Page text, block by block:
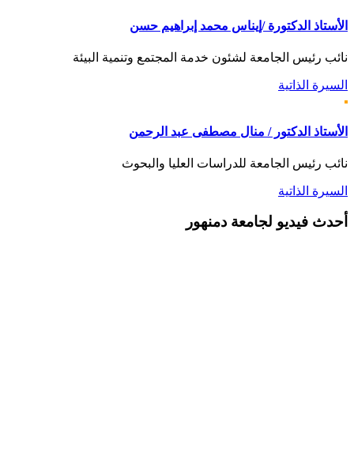
الأستاذ الدكتورة /إيناس محمد إبراهيم حسن
نائب رئيس الجامعة لشئون خدمة المجتمع وتنمية البيئة
السيرة الذاتية
الأستاذ الدكتور / منال مصطفى عبد الرحمن
نائب رئيس الجامعة للدراسات العليا والبحوث
السيرة الذاتية
أحدث فيديو لجامعة دمنهور